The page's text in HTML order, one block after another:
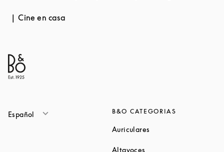
Cine en casa
Español B&O CATEGORIAS
Auriculares
Altavoces